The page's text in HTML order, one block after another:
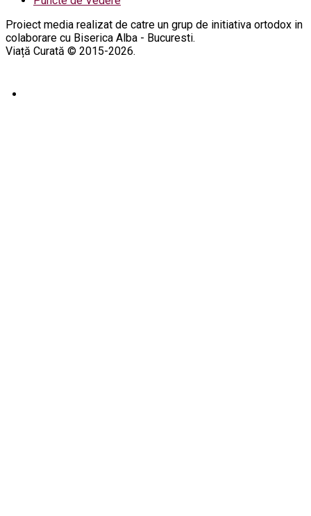
Proiect media realizat de catre un grup de initiativa ortodox in
colaborare cu Biserica Alba - Bucuresti.
Viață Curată © 2015-2026.